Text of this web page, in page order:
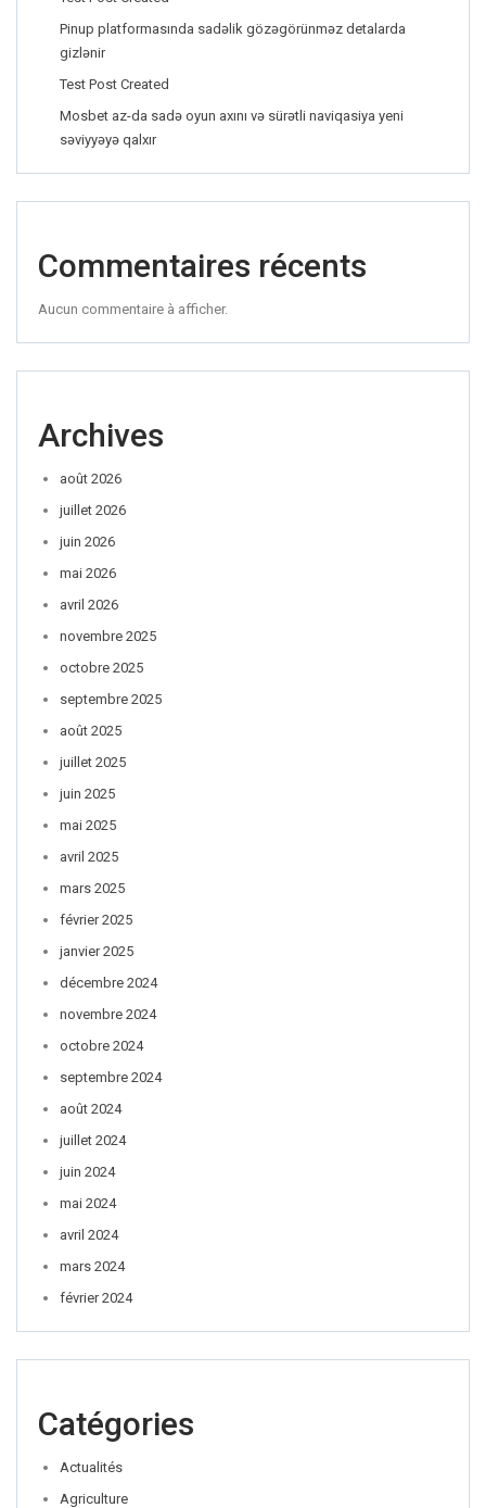
Pinup platformasında sadəlik gözəgörünməz detalarda
gizlənir
Test Post Created
Mosbet az-da sadə oyun axını və sürətli naviqasiya yeni
səviyyəyə qalxır
Commentaires récents
Aucun commentaire à afficher.
Archives
août 2026
juillet 2026
juin 2026
mai 2026
avril 2026
novembre 2025
octobre 2025
septembre 2025
août 2025
juillet 2025
juin 2025
mai 2025
avril 2025
mars 2025
février 2025
janvier 2025
décembre 2024
novembre 2024
octobre 2024
septembre 2024
août 2024
juillet 2024
juin 2024
mai 2024
avril 2024
mars 2024
février 2024
Catégories
Actualités
Agriculture